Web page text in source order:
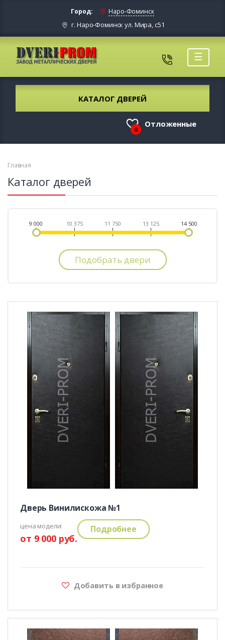
Город: Наро-Фоминск
г. Наро-Фоминск ул. Мира, с51
☰
КАТАЛОГ ДВЕРЕЙ
0
Отложенные
Главная
Каталог дверей
9 000 10 375 11 750 13 125 14 500
Дверь Винилискожа №1
цена модели:
от 9 000 руб.
Подробнее
Добавить в избранное